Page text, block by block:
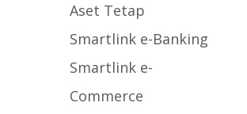
Aset Tetap
Smartlink e-Banking
Smartlink e-
Commerce